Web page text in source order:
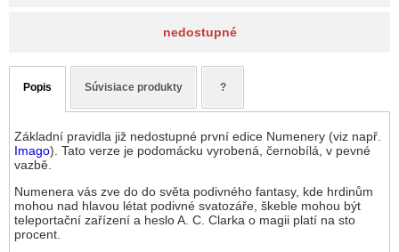
nedostupné
Popis Súvisiace produkty ?
Základní pravidla již nedostupné první edice Numenery (viz např.
Imago). Tato verze je podomácku vyrobená, černobílá, v pevné
vazbě.
Numenera vás zve do do světa podivného fantasy, kde hrdinům
mohou nad hlavou létat podivné svatozáře, škeble mohou být
teleportační zařízení a heslo A. C. Clarka o magii platí na sto
procent.